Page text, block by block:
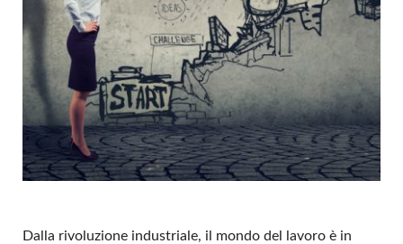
Dalla rivoluzione industriale, il mondo del lavoro è in